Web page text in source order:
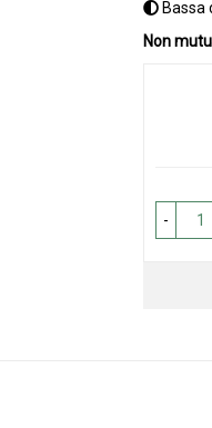
Bassa
Non
-